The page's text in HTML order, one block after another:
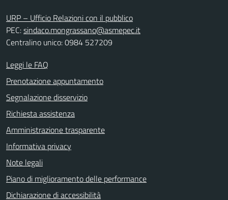
URP – Ufficio Relazioni con il pubblico
PEC:sindaco.mongrassano@asmepec.it
Centralino unico: 0984 527209
Leggi le FAQ
Prenotazione appuntamento
Segnalazione disservizio
Richiesta assistenza
Amministrazione trasparente
Informativa privacy
Note legali
Piano di miglioramento delle performance
Dichiarazione di accessibilità